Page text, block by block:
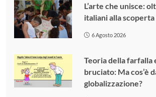
L’arte che unisce:
italiani alla scoperta
6 Agosto 2026
Teoria della farfalla
bruciato: Ma cos’è
globalizzazione?